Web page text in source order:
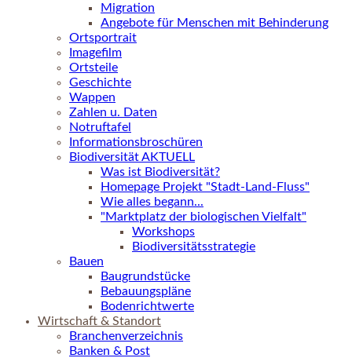
Migration
Angebote für Menschen mit Behinderung
Ortsportrait
Imagefilm
Ortsteile
Geschichte
Wappen
Zahlen u. Daten
Notruftafel
Informationsbroschüren
Biodiversität AKTUELL
Was ist Biodiversität?
Homepage Projekt "Stadt-Land-Fluss"
Wie alles begann...
"Marktplatz der biologischen Vielfalt"
Workshops
Biodiversitätsstrategie
Bauen
Baugrundstücke
Bebauungspläne
Bodenrichtwerte
Wirtschaft & Standort
Branchenverzeichnis
Banken & Post